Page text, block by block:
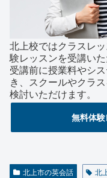
北上校ではクラスレ
験レッスンを受講いた
受講前に授業料やシ
き、スクールやクラ
検討いただけます。
無料体
北上市の英会話
北